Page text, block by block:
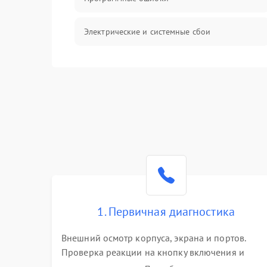
Электрические и системные сбои
Система охлаждения
1. Первичная диагностика
Внешний осмотр корпуса, экрана и портов.
Проверка реакции на кнопку включения и